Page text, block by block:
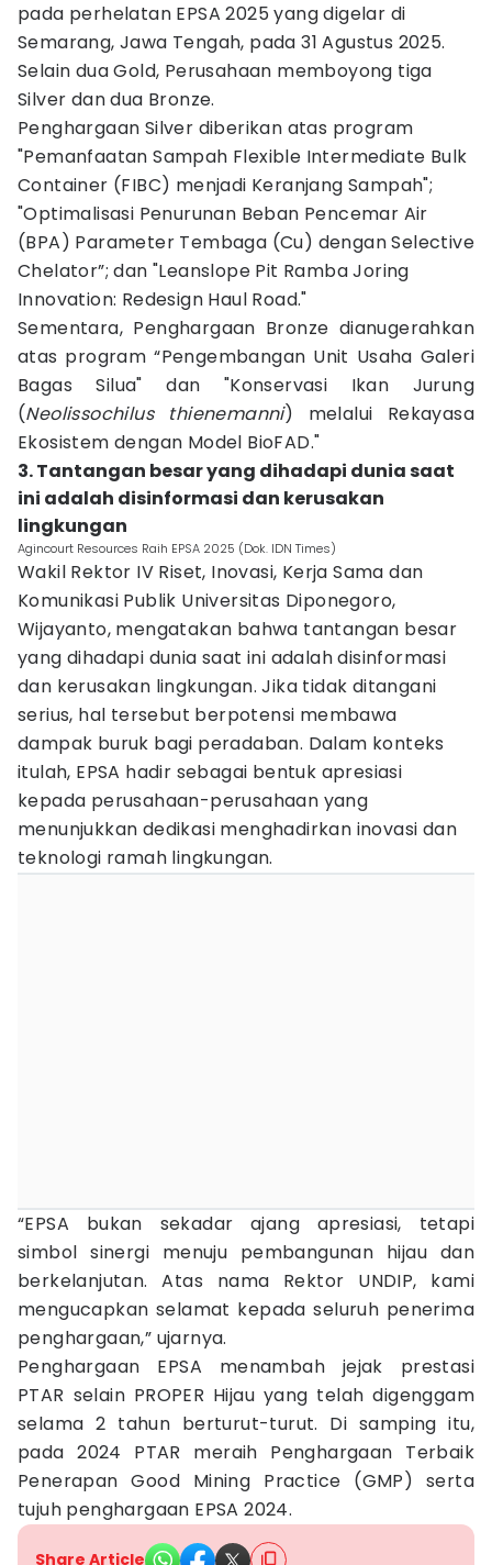
pada perhelatan EPSA 2025 yang digelar di
Semarang, Jawa Tengah, pada 31 Agustus 2025.
Selain dua Gold, Perusahaan memboyong tiga
Silver dan dua Bronze.
Penghargaan Silver diberikan atas program
"Pemanfaatan Sampah Flexible Intermediate Bulk
Container (FIBC) menjadi Keranjang Sampah";
"Optimalisasi Penurunan Beban Pencemar Air
(BPA) Parameter Tembaga (Cu) dengan Selective
Chelator”; dan "Leanslope Pit Ramba Joring
Innovation: Redesign Haul Road."
Sementara, Penghargaan Bronze dianugerahkan
atas program “Pengembangan Unit Usaha Galeri
Bagas Silua" dan "Konservasi Ikan Jurung
(Neolissochilus thienemanni) melalui Rekayasa
Ekosistem dengan Model BioFAD."
3. Tantangan besar yang dihadapi dunia saat
ini adalah disinformasi dan kerusakan
lingkungan
Agincourt Resources Raih EPSA 2025 (Dok. IDN Times)
Wakil Rektor IV Riset, Inovasi, Kerja Sama dan
Komunikasi Publik Universitas Diponegoro,
Wijayanto, mengatakan bahwa tantangan besar
yang dihadapi dunia saat ini adalah disinformasi
dan kerusakan lingkungan. Jika tidak ditangani
serius, hal tersebut berpotensi membawa
dampak buruk bagi peradaban. Dalam konteks
itulah, EPSA hadir sebagai bentuk apresiasi
kepada perusahaan-perusahaan yang
menunjukkan dedikasi menghadirkan inovasi dan
teknologi ramah lingkungan.
“EPSA bukan sekadar ajang apresiasi, tetapi
simbol sinergi menuju pembangunan hijau dan
berkelanjutan. Atas nama Rektor UNDIP, kami
mengucapkan selamat kepada seluruh penerima
penghargaan,” ujarnya.
Penghargaan EPSA menambah jejak prestasi
PTAR selain PROPER Hijau yang telah digenggam
selama 2 tahun berturut-turut. Di samping itu,
pada 2024 PTAR meraih Penghargaan Terbaik
Penerapan Good Mining Practice (GMP) serta
tujuh penghargaan EPSA 2024.
Share Article